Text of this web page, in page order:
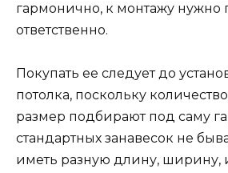
гармонично, к монтажу нужно
ответственно.
Покупать ее следует до
потолка, поскольку
размер подбирают под саму
стандартных занавесок не
иметь разную длину, ширину,